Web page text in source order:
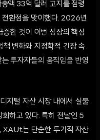
액 33억 달러 고지를 점령
전환점을 맞이했다. 2026년
한 것이 이번 성장의 핵심
책 변화와 지정학적 긴장 속
투자자들의 움직임을 반영
지털 자산 시장 내에서 실물
하고 있다. 특히 전날인 5
XAUt는 단순한 투기적 자산